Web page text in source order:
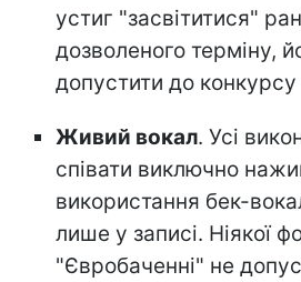
устиг "засвітитися"
дозволеного терміну,
допустити до конкурсу
Живий вокал. Усі
співати виключно
використання бек-
лише у записі. Ніякої
"Євробаченні" не